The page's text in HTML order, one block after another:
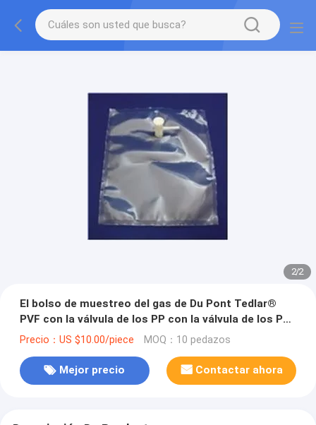
2/2
El bolso de muestreo del gas de Du Pont Tedlar®
PVF con la válvula de los PP con la válvula de los PP
del septo del silicón ofrece 3/16" OD (4.76m m)
Precio：US $10.00/piece MOQ：10 pedazos
Mejor precio Contactar ahora